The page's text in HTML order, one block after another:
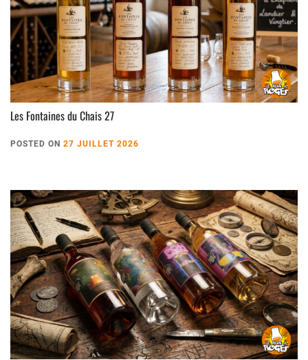
Les Fontaines du Chais 27
POSTED ON 27 JUILLET 2026